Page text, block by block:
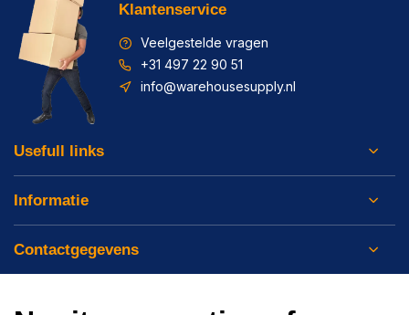
Klantenservice
Veelgestelde vragen
+31 497 22 90 51
info@warehousesupply.nl
Usefull links
Informatie
Contactgegevens